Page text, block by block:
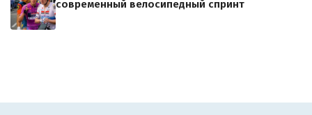
современный велосипедный спринт